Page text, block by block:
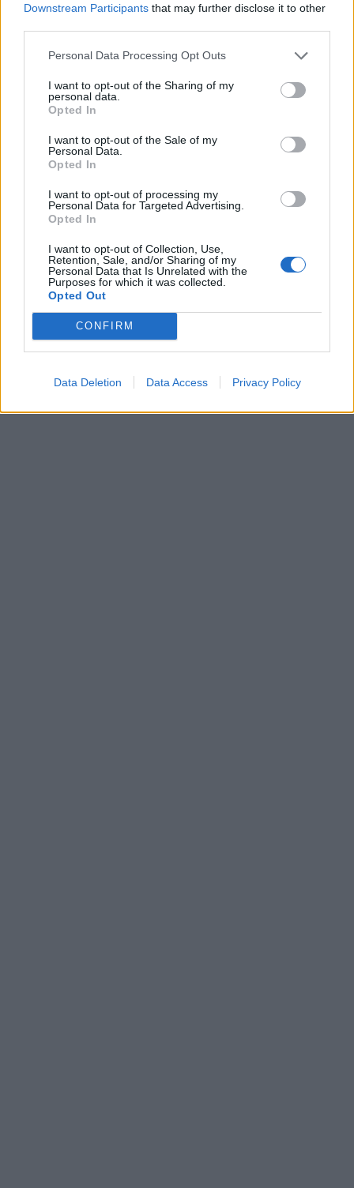
Downstream Participants that may further disclose it to other
Personal Data Processing Opt Outs
I want to opt-out of the Sharing of my
personal data.
Opted In
I want to opt-out of the Sale of my
Personal Data.
Opted In
I want to opt-out of processing my
Personal Data for Targeted Advertising.
Opted In
I want to opt-out of Collection, Use,
Retention, Sale, and/or Sharing of my
Personal Data that Is Unrelated with the
Purposes for which it was collected.
Opted Out
CONFIRM
Data Deletion Data Access Privacy Policy